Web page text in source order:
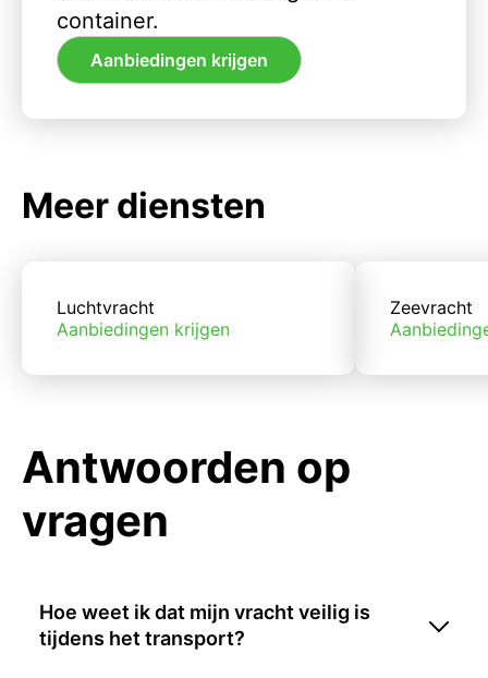
container.
Aanbiedingen krijgen
Meer diensten
Luchtvracht
Aanbiedingen krijgen
Zeevracht
Antwoorden op
vragen
Hoe weet ik dat mijn vracht veilig is
tijdens het transport?